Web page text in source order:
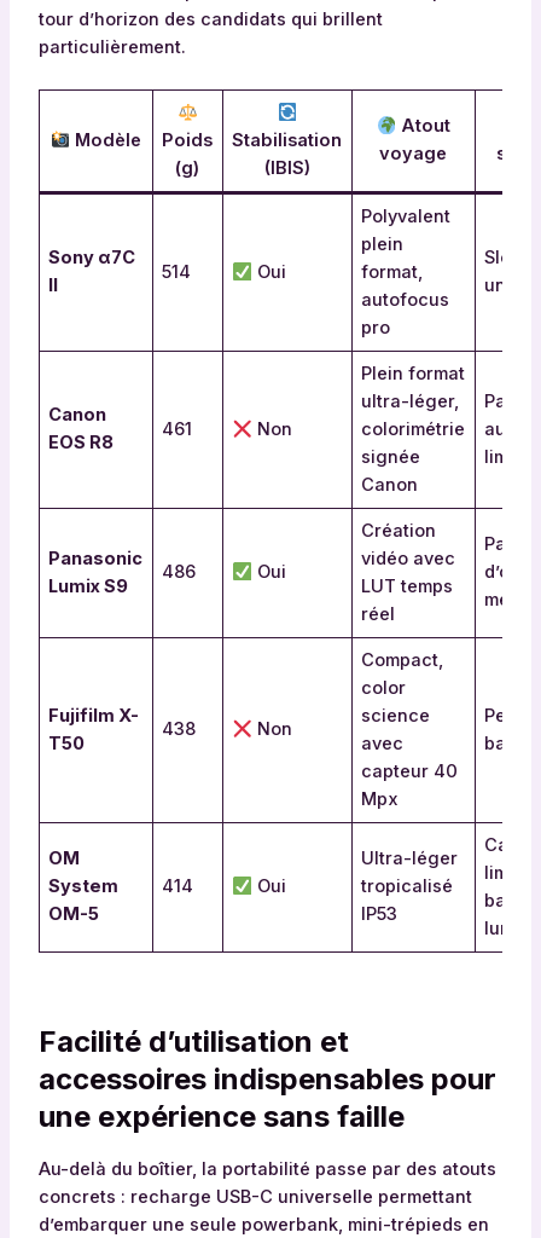
tour d’horizon des candidats qui brillent
particulièrement.
Modèle
Poids
(g)
Stabilisation
(IBIS)
Atout
voyage
Sony α7C
514 Oui
Polyvalent
plein
format,
autofocus
pro
Slot
Canon
EOS R8
461 Non
Plein format
ultra-léger,
colorimétrie
signée
Canon
Pas
limitée
Panasonic
Lumix S9
486 Oui
Création
vidéo avec
LUT temps
réel
Pas
Fujifilm X-
T50
438 Non
Compact,
color
science
avec
capteur 40
Mpx
Petite
OM
System
OM-5
414 Oui
Ultra-léger
tropicalisé
IP53
limité
basse
Facilité d’utilisation et
accessoires indispensables pour
une expérience sans faille
Au-delà du boîtier, la portabilité passe par des atouts
concrets : recharge USB-C universelle permettant
d’embarquer une seule powerbank, mini-trépieds en